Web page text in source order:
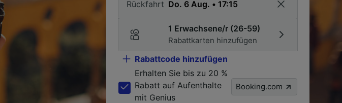
Rückfahrt
1 Erwachsene/r (26-59)
Rabattkarten hinzufügen
Rabattcode hinzufügen
Erhalten Sie bis zu 20 %
Rabatt auf Aufenthalte
mit Genius
Booking.com